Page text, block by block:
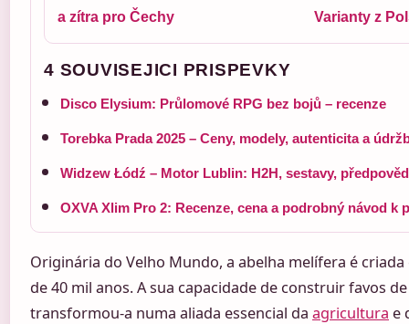
a zítra pro Čechy
Varianty z
4 SOUVISEJICI PRISPEVKY
Disco Elysium: Průlomové RPG bez bojů – recenze
Torebka Prada 2025 – Ceny, modely, autenticita a
Widzew Łódź – Motor Lublin: H2H, sestavy,
OXVA Xlim Pro 2: Recenze, cena a podrobný návod k
Originária do Velho Mundo, a abelha melífera é criada
de 40 mil anos. A sua capacidade de construir favos
transformou-a numa aliada essencial da agricultura e